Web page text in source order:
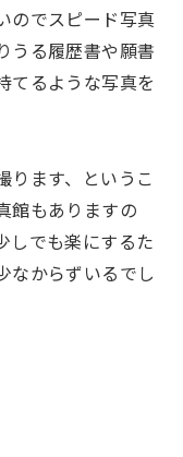
のでスピード写真
うる履歴書や願書
てるような写真を
ります、というこ
館もありますの
しでも楽にするた
なからずいるでし